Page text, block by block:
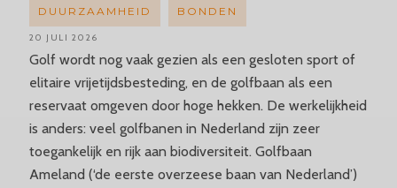
Golf wordt nog vaak gezien als een gesloten sport of
elitaire vrijetijdsbesteding, en de golfbaan als een
reservaat omgeven door hoge hekken. De werkelijkheid
is anders: veel golfbanen in Nederland zijn zeer
toegankelijk en rijk aan biodiversiteit. Golfbaan
Ameland (‘de eerste overzeese baan van Nederland’)
DUURZAAMHEID BONDEN
20 JULI 2026